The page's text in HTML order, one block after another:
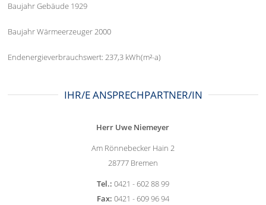
Baujahr Gebäude 1929
Baujahr Wärmeerzeuger 2000
Endenergieverbrauchswert: 237,3 kWh(m²-a)
IHR/E ANSPRECHPARTNER/IN
Herr Uwe Niemeyer
Am Rönnebecker Hain 2
28777 Bremen
Tel.: 0421 - 602 88 99
Fax: 0421 - 609 96 94